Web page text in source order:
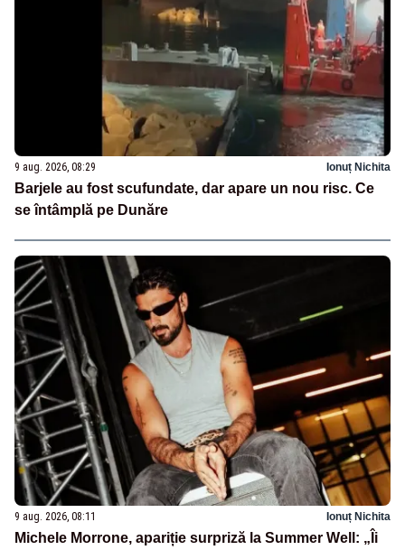
9 aug. 2026, 08:29 Ionuț Nichita
Barjele au fost scufundate, dar apare un nou risc. Ce
se întâmplă pe Dunăre
9 aug. 2026, 08:11 Ionuț Nichita
Michele Morrone, apariție surpriză la Summer Well: „Îi